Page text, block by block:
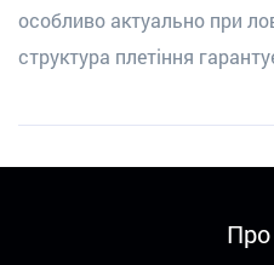
особливо актуально при
структура плетіння